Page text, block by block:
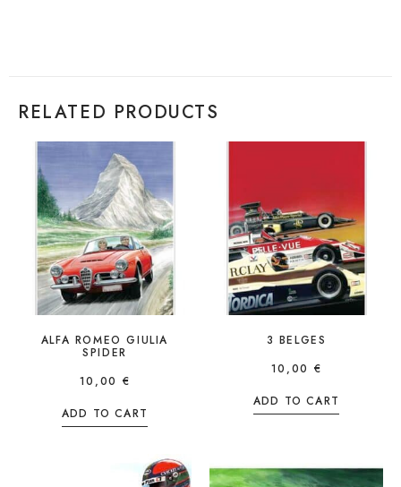
RELATED PRODUCTS
ALFA ROMEO GIULIA
SPIDER
10,00 €
ADD TO CART
3 BELGES
10,00 €
ADD TO CART